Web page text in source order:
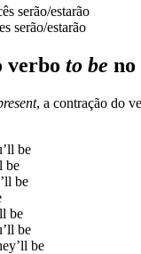
serão/estarão
serão/estarão
verbo to be
, a contração do
be
be
be
be
be
be